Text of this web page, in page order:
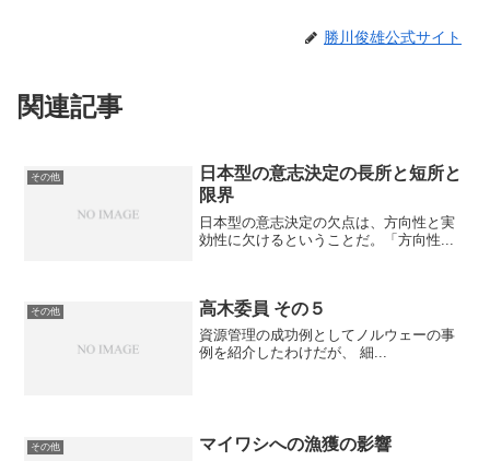
勝川俊雄公式サイト
関連記事
その他
日本型の意志決定の長所と短所と
限界
日本型の意志決定の欠点は、方向性と実
効性に欠けるということだ。「方向性...
その他 高木委員 その５
資源管理の成功例としてノルウェーの事
例を紹介したわけだが、 細...
その他 マイワシへの漁獲の影響